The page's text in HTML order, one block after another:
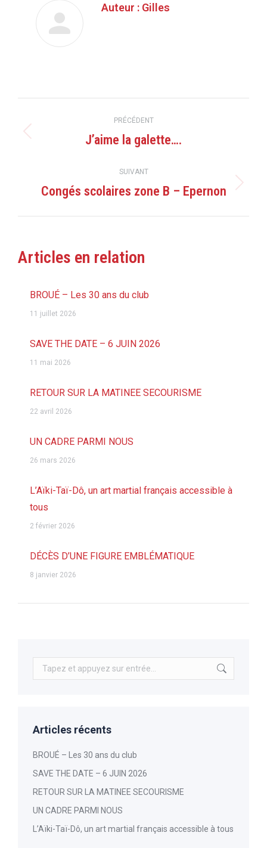
Auteur : Gilles
article
PRÉCÉDENT
Article
:
J’aime la galette….
SUIVANT
Article
Congés scolaires zone B – Epernon
Articles en relation
BROUÉ – Les 30 ans du club
11 juillet 2026
SAVE THE DATE – 6 JUIN 2026
11 mai 2026
RETOUR SUR LA MATINEE SECOURISME
22 avril 2026
UN CADRE PARMI NOUS
26 mars 2026
L’Aïki-Taï-Dô, un art martial français accessible à
tous
2 février 2026
DÉCÈS D’UNE FIGURE EMBLÉMATIQUE
8 janvier 2026
Recherche
:
Articles récents
BROUÉ – Les 30 ans du club
SAVE THE DATE – 6 JUIN 2026
RETOUR SUR LA MATINEE SECOURISME
UN CADRE PARMI NOUS
L’Aïki-Taï-Dô, un art martial français accessible à tous